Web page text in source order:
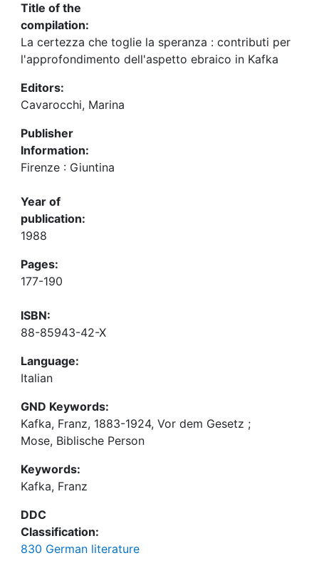
Title of the
compilation:
La certezza che toglie la speranza : contributi per
l'approfondimento dell'aspetto ebraico in Kafka
Editors:
Cavarocchi, Marina
Publisher
Information:
Firenze : Giuntina
Year of
publication:
1988
Pages:
177-190
ISBN:
88-85943-42-X
Language:
Italian
GND Keywords:
Kafka, Franz, 1883-1924, Vor dem Gesetz ;
Mose, Biblische Person
Keywords:
Kafka, Franz
DDC
Classification:
830 German literature